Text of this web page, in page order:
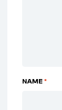
NAME *